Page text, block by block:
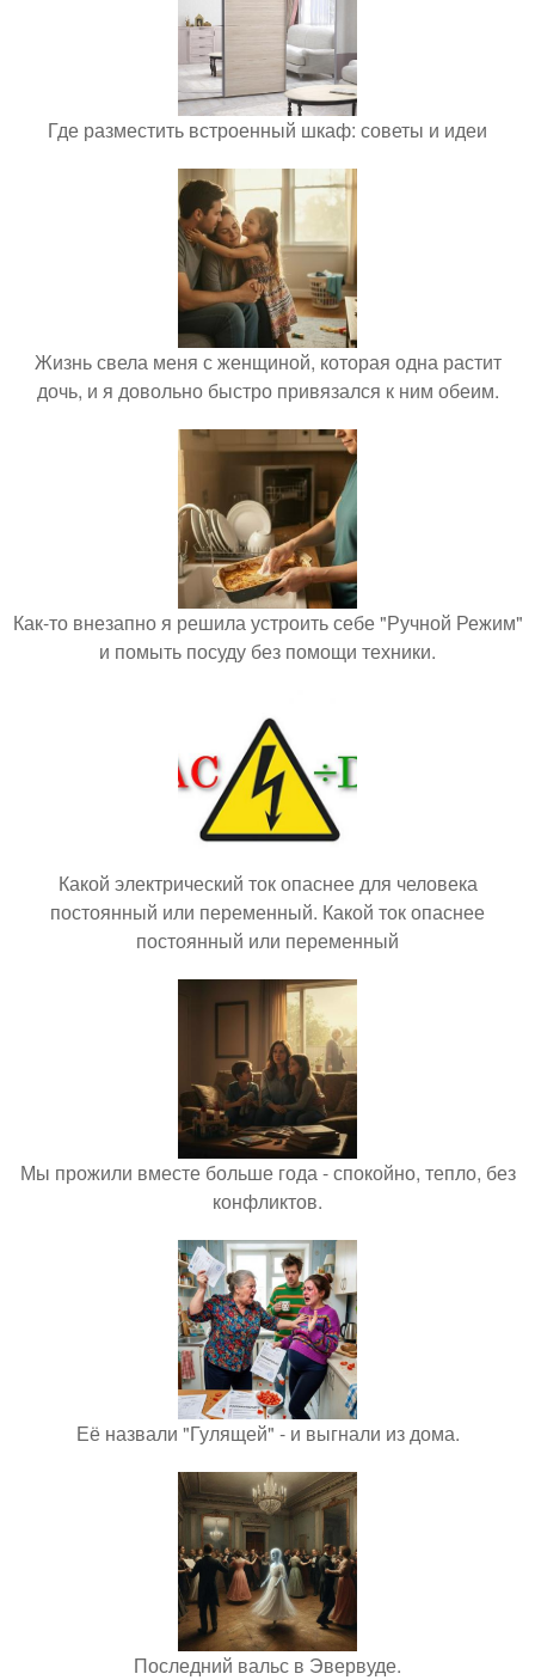
Где разместить встроенный шкаф: советы и идеи
Жизнь свела меня с женщиной, которая одна растит
дочь, и я довольно быстро привязался к ним обеим.
Как-то внезапно я решила устроить себе "Ручной Режим"
и помыть посуду без помощи техники.
Какой электрический ток опаснее для человека
постоянный или переменный. Какой ток опаснее
постоянный или переменный
Мы прожили вместе больше года - спокойно, тепло, без
конфликтов.
Её назвали "Гулящей" - и выгнали из дома.
Последний вальс в Эвервуде.